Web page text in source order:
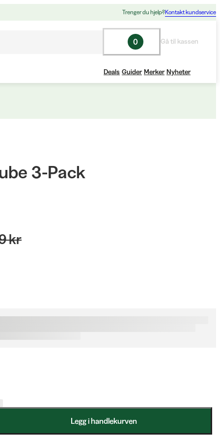
Trenger du hjelp?Kontakt kundservice
0 Gå til kassen
Deals Guider Merker Nyheter
3-Pack
kr
Legg i handlekurven